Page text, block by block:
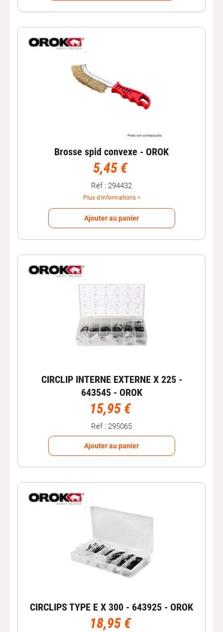
Brosse spid convexe - OROK
5,45 €
Réf : 294432
Plus d'informations >
Ajouter au panier
CIRCLIP INTERNE EXTERNE X 225 -
643545 - OROK
15,95 €
Réf : 295065
Ajouter au panier
CIRCLIPS TYPE E X 300 - 643925 - OROK
18,95 €